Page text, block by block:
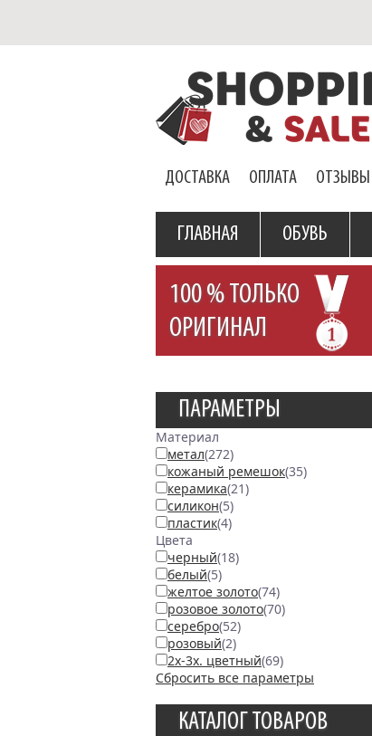
ДОСТАВКА ОПЛАТА ОТЗЫВЫ
ГЛАВНАЯ ОБУВЬ
100 % ТОЛЬКО
ОРИГИНАЛ
ПАРАМЕТРЫ
Материал
метал(272)
кожаный ремешок(35)
керамика(21)
силикон(5)
пластик(4)
Цвета
черный(18)
белый(5)
желтое золото(74)
розовое золото(70)
серебро(52)
розовый(2)
2х-3х. цветный(69)
Сбросить все параметры
КАТАЛОГ ТОВАРОВ